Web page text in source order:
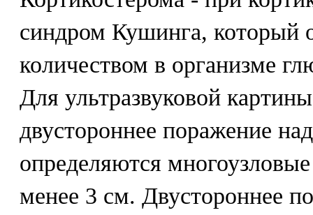
синдром Кушинга, который
количеством в организме
Для ультразвуковой
двустороннее поражение
определяются
менее 3 см. Двустороннее